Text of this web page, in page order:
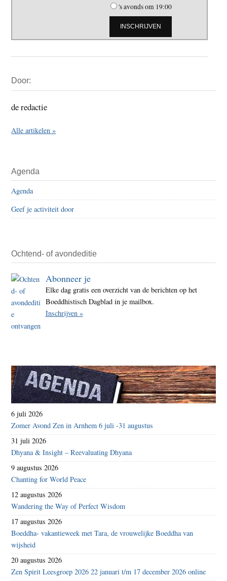
's avonds om 19:00
Sidebar
Door:
de redactie
Alle artikelen »
Agenda
Agenda
Geef je activiteit door
Ochtend- of avondeditie
Abonneer je
Elke dag gratis een overzicht van de berichten op het
Boeddhistisch Dagblad in je mailbox.
Inschrijven »
6 juli 2026
Zomer Avond Zen in Arnhem 6 juli -31 augustus
31 juli 2026
Dhyana & Insight – Reevaluating Dhyana
9 augustus 2026
Chanting for World Peace
12 augustus 2026
Wandering the Way of Perfect Wisdom
17 augustus 2026
Boeddha- vakantieweek met Tara, de vrouwelijke Boeddha van
wijsheid
20 augustus 2026
Zen Spirit Leesgroep 2026 22 januari t/m 17 december 2026 online